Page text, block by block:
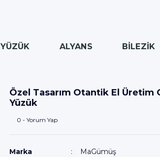
YÜZÜK ALYANS BİLEZİK
Özel Tasarım Otantik El Üretim
Yüzük
0 - Yorum Yap
Marka
MaGümüş